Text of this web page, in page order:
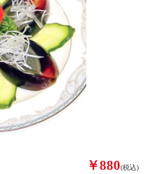
￥880(税込)